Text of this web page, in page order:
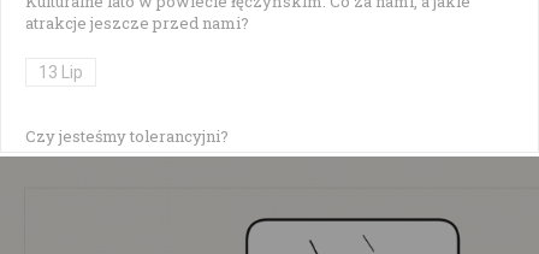
atrakcje jeszcze przed nami?
13 Lip
Czy jesteśmy tolerancyjni?
Czołowe zderzenie w Zezulinie Niższym — 19-latek stracił